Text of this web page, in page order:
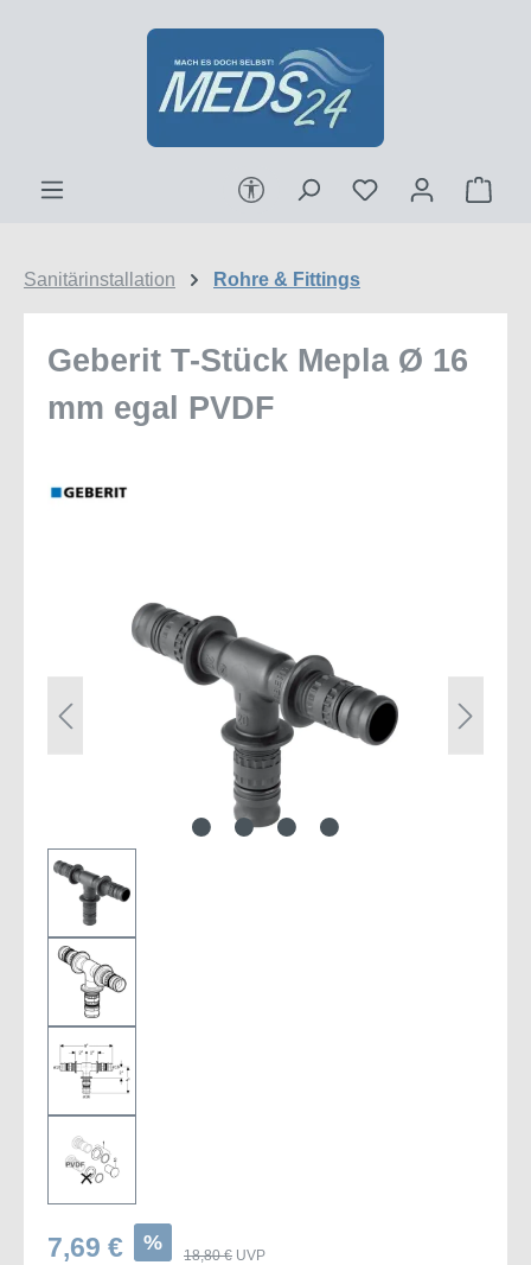
Zum Hauptinhalt springen
Werkzeugleiste anzeigen
Sanitärinstallation Rohre & Fittings
Geberit T-Stück Mepla Ø 16
mm egal PVDF
7,69 € %
18,80 € UVP